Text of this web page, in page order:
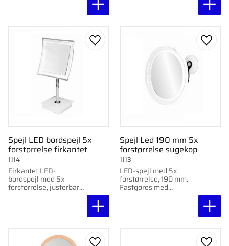
Spejl LED bordspejl 5x
forstørrelse firkantet
Firkantet LED-
bordspejl med 5x
forstørrelse, justerbart
1114
Gem som favorit
Spejl Led 190 mm 5x
forstørrelse sugekop
LED-spejl med 5x
forstørrelse, 190 mm.
Fastgøres med
1113
Gem